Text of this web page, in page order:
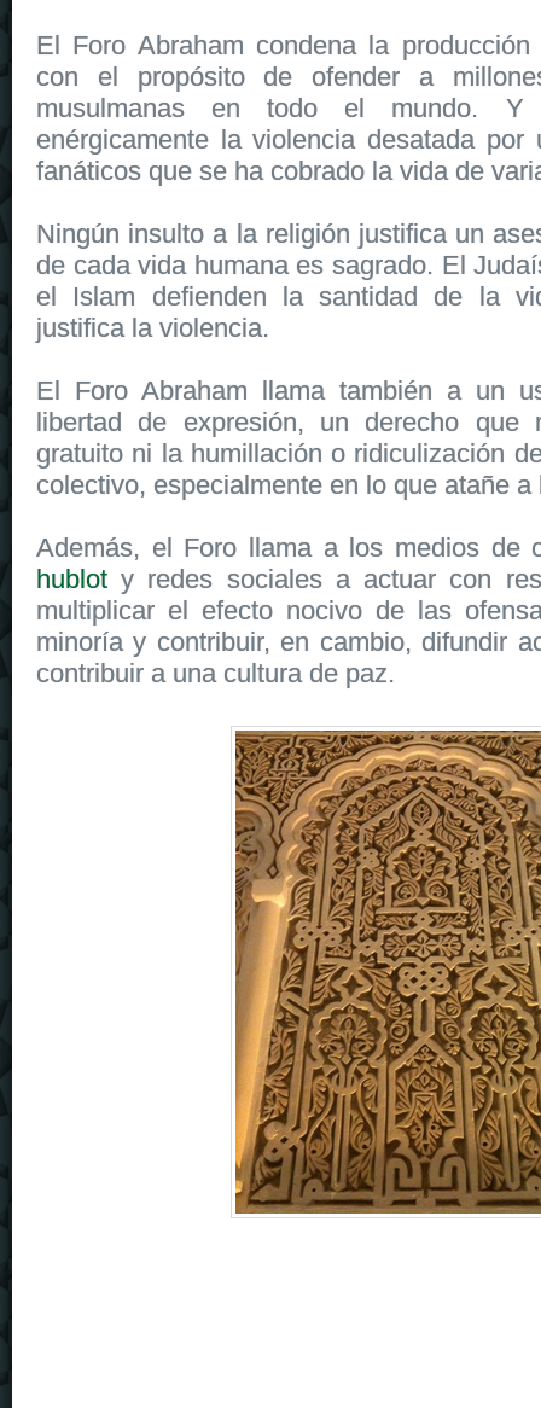
El Foro Abraham condena la
con el propósito de ofender a
musulmanas en todo el mundo. Y
enérgicamente la violencia desatada por
fanáticos que se ha cobrado la vida de
Ningún insulto a la religión justifica un
de cada vida humana es sagrado. El
el Islam defienden la santidad de la
justifica la violencia.
El Foro Abraham llama también a un
libertad de expresión, un derecho
gratuito ni la humillación o ridiculización
colectivo, especialmente en lo que atañe a
Además, el Foro llama a los medios de
hublot y redes sociales a actuar con
multiplicar el efecto nocivo de las
minoría y contribuir, en cambio, difundir
contribuir a una cultura de paz.